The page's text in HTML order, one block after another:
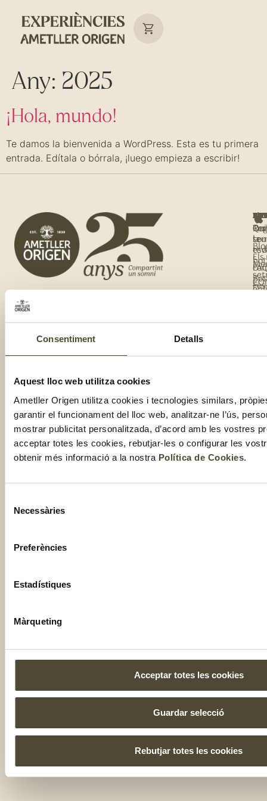
Consentiment Detalls
Aquest lloc web utilitza cookies
Ametller Origen utilitza cookies i tecnologies similars,
garantir el funcionament del lloc web, analitzar-ne l’ús,
mostrar publicitat personalitzada, d’acord amb les vostres
acceptar totes les cookies, rebutjar-les o configurar les
obtenir més informació a la nostra Política de Cookies.
Necessàries
Preferències
Estadístiques
Màrqueting
Acceptar totes les cookies
Guardar selecció
Rebutjar totes les cookies
Any: 2025
¡Hola, mundo!
Te damos la bienvenida a WordPress. Esta es tu primera
entrada. Edítala o bórrala, ¡luego empieza a escribir!
Qui
la
teu
2025 ©
GRUP
AMETLLER
Nota Legal
Informació
addicional
RGPDUE
Política de
Cookies
Condicions de
venda